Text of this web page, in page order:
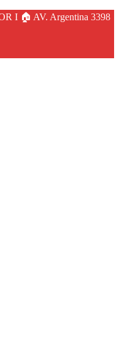
I 🏠 AV. Argentina 3398